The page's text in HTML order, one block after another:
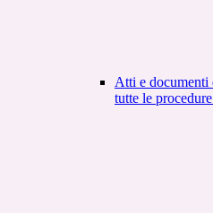
Atti e documenti
tutte le procedure